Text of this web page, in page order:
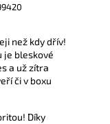
než kdy dřív!
je bleskové
a už zítra
či v boxu
Díky